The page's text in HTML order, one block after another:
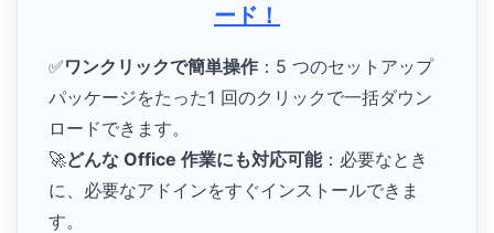
ード！
✅ワンクリックで簡単操作 ：5 つのセットアップ
パッケージをたった1 回のクリックで一括ダウン
ロードできます。
🚀どんな Office 作業にも対応可能：必要なとき
に、必要なアドインをすぐインストールできま
す。